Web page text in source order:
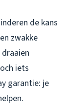
de kans
zwakke
iets
garantie: je